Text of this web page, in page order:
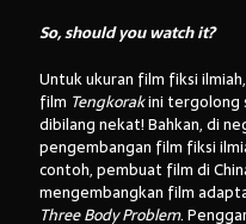
So, should you watch it?
Untuk ukuran film fiksi
film Tengkorakini tergolong
dibilang nekat! Bahkan, di
pengembangan film fiksi
contoh, pembuat film di
mengembangkan film
Three Body Problem.